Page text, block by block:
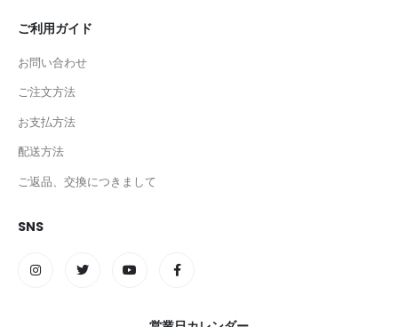
ご利用ガイド
お問い合わせ
ご注文方法
お支払方法
配送方法
ご返品、交換につきまして
SNS